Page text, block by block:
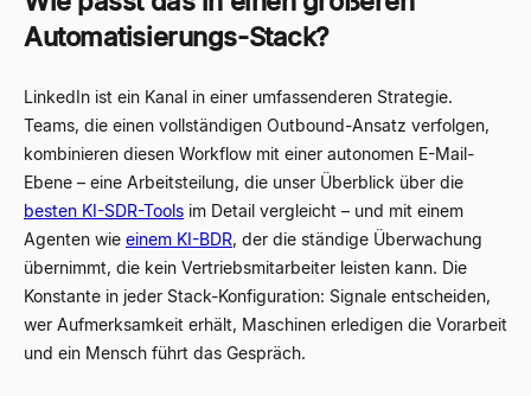
Automatisierungs-Stack?
LinkedIn ist ein Kanal in einer umfassenderen Strategie.
Teams, die einen vollständigen Outbound-Ansatz verfolgen,
kombinieren diesen Workflow mit einer autonomen E-Mail-
Ebene – eine Arbeitsteilung, die unser Überblick über die
besten KI-SDR-Tools im Detail vergleicht – und mit einem
Agenten wie einem KI-BDR, der die ständige Überwachung
übernimmt, die kein Vertriebsmitarbeiter leisten kann. Die
Konstante in jeder Stack-Konfiguration: Signale entscheiden,
wer Aufmerksamkeit erhält, Maschinen erledigen die Vorarbeit
und ein Mensch führt das Gespräch.